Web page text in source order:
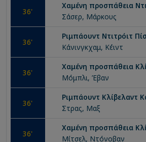
36'
Χαμένη προσπάθεια
Σάσερ, Μάρκους
36'
Ριμπάουντ Ντιτρόιτ
Κάνινγκχαμ, Κέιντ
36'
Χαμένη προσπάθεια
Μόμπλι, Έβαν
36'
Ριμπάουντ Κλίβελαντ
Στρας, Μαξ
36'
Χαμένη προσπάθεια
Μίτσελ, Ντόνοβαν